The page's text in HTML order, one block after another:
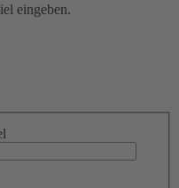
eingeben.